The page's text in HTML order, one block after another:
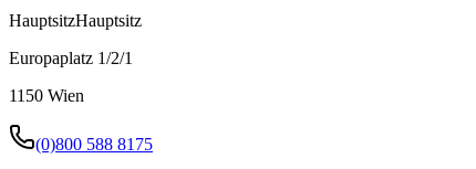
HauptsitzHauptsitz
Europaplatz 1/2/1
1150 Wien
(0)800 588 8175